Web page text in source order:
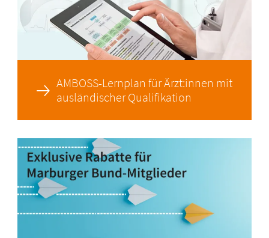
AMBOSS-Lernplan für Ärzt:innen mit
ausländischer Qualifikation